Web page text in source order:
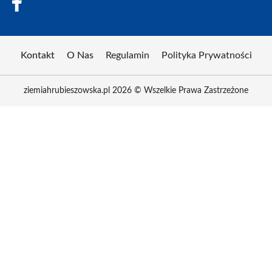
Kontakt O Nas Regulamin Polityka Prywatności
ziemiahrubieszowska.pl 2026 © Wszelkie Prawa Zastrzeżone